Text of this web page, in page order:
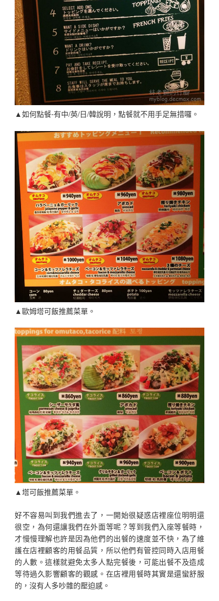
▲如何點餐-有中/英/日/韓說明，點餐就不用手足無措囉。
▲歐姆塔可飯推薦菜單。
▲塔可飯推薦菜單。
好不容易叫到我們進去了，一開始很疑惑店裡座位明明還
很空，為何還讓我們在外面等呢？等到我們入座等餐時，
才慢慢理解也許是因為他們的出餐的速度並不快，為了維
護在店裡顧客的用餐品質，所以他們有管控同時入店用餐
的人數。這樣就避免太多人點完餐後，可能出餐不及造成
等待過久影響顧客的觀感。在店裡用餐時其實是還蠻舒服
的，沒有人多吵雜的壓迫感。